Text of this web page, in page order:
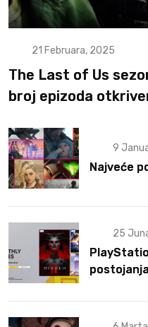
21 Februara, 2025
The Last of Us
broj epizoda
9
Najveće
25
postojanja